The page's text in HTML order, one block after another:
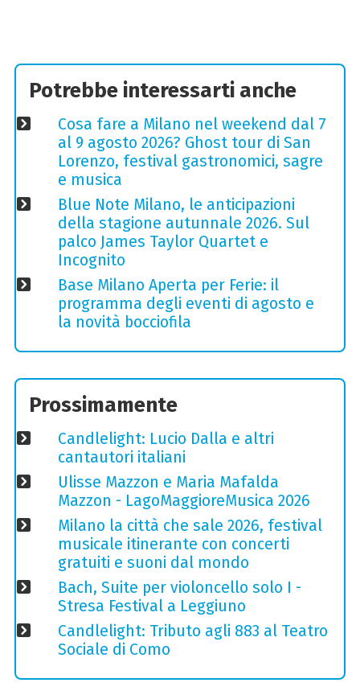
Potrebbe interessarti anche
Cosa fare a Milano nel weekend dal 7
al 9 agosto 2026? Ghost tour di San
Lorenzo, festival gastronomici, sagre
e musica
Blue Note Milano, le anticipazioni
della stagione autunnale 2026. Sul
palco James Taylor Quartet e
Incognito
Base Milano Aperta per Ferie: il
programma degli eventi di agosto e
la novità bocciofila
Prossimamente
Candlelight: Lucio Dalla e altri
cantautori italiani
Ulisse Mazzon e Maria Mafalda
Mazzon - LagoMaggioreMusica 2026
Milano la città che sale 2026, festival
musicale itinerante con concerti
gratuiti e suoni dal mondo
Bach, Suite per violoncello solo I -
Stresa Festival a Leggiuno
Candlelight: Tributo agli 883 al Teatro
Sociale di Como